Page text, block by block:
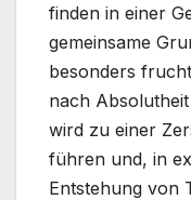
finden in einer
gemeinsame
besonders
nach
wird zu einer
führen und, in
Entstehung von